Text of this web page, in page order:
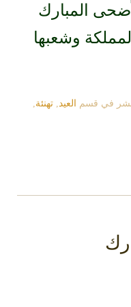
المبارك
وشعبها
نشر في قسم العيد تهنئة